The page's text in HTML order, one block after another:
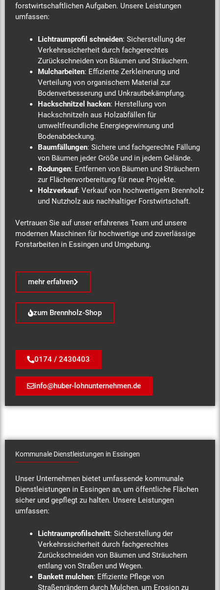
forstwirtschaftlichen Aufgaben. Unsere Leistungen
umfassen:
Lichtraumprofil schneiden: Sicherstellung der
Verkehrssicherheit durch fachgerechtes
Zurückschneiden von Bäumen und Sträuchern.
Mulcharbeiten: Effiziente Zerkleinerung und
Verteilung von organischem Material zur
Bodenverbesserung und Unkrautbekämpfung.
Hackschnitzel hacken: Herstellung von
Hackschnitzeln aus Holzabfällen für
umweltfreundliche Energiegewinnung und
Bodenabdeckung.
Baumfällungen: Sichere und fachgerechte Fällung
von Bäumen jeder Größe und in jedem Gelände.
Rodungen: Entfernen von Bäumen und Sträuchern
zur Flächenvorbereitung für neue Projekte.
Holzverkauf: Verkauf von hochwertigem Brennholz
und Nutzholz aus nachhaltiger Forstwirtschaft.
Vertrauen Sie auf unser erfahrenes Team und unsere
modernen Maschinen für hochwertige und zuverlässige
Forstarbeiten in Essingen und Umgebung.
mehr erfahren
zum Brennholz-Shop
0174 / 2430403
info@huber-lohnunternehmen.de
Kommunale Dienstleistungen in Essingen
Unser Unternehmen bietet umfassende kommunale
Dienstleistungen in Essingen an, um öffentliche Flächen
sicher und gepflegt zu halten. Unsere Leistungen
umfassen:
Lichtraumprofilschnitt: Sicherstellung der
Verkehrssicherheit durch fachgerechtes
Zurückschneiden von Bäumen und Sträuchern
entlang von Straßen und Wegen.
Bankett mulchen: Effiziente Pflege von
Straßenrändern durch Mulchen, um Erosion zu